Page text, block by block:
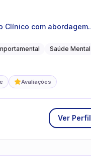
Clínico com abordagem
Saúde Mental
Avaliações
Ver Perfil